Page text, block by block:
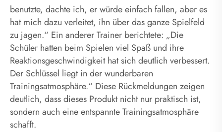
benutzte, dachte ich, er würde einfach fallen, aber es
hat mich dazu verleitet, ihn über das ganze Spielfeld
zu jagen.“ Ein anderer Trainer berichtete: „Die
Schüler hatten beim Spielen viel Spaß und ihre
Reaktionsgeschwindigkeit hat sich deutlich verbessert.
Der Schlüssel liegt in der wunderbaren
Trainingsatmosphäre.“ Diese Rückmeldungen zeigen
deutlich, dass dieses Produkt nicht nur praktisch ist,
sondern auch eine entspannte Trainingsatmosphäre
schafft.